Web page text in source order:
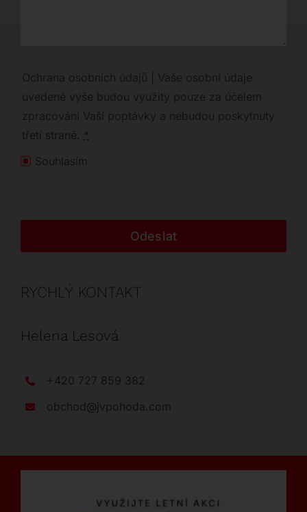
Ochrana osobních údajů | Vaše osobní údaje
uvedené výše budou využity pouze za účelem
zpracování Vaší poptávky a nebudou poskytnuty
třetí straně. *
Souhlasím
Odeslat
RYCHLÝ KONTAKT
Helena Lesová
+420 727 859 382
obchod@jvpohoda.com